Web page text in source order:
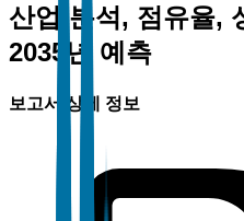
산업 분석, 점유율,
2035년 예측
보고서 상세 정보